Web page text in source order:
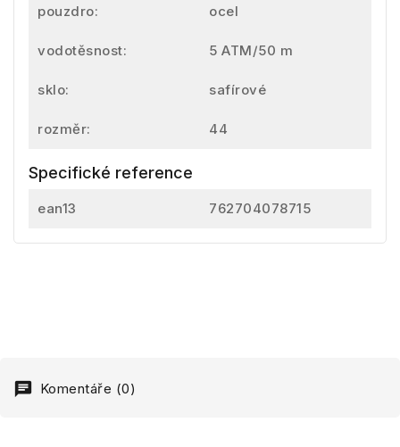
pouzdro: ocel
vodotěsnost: 5 ATM/50 m
sklo: safírové
rozměr: 44
Specifické reference
ean13 762704078715
Komentáře (0)